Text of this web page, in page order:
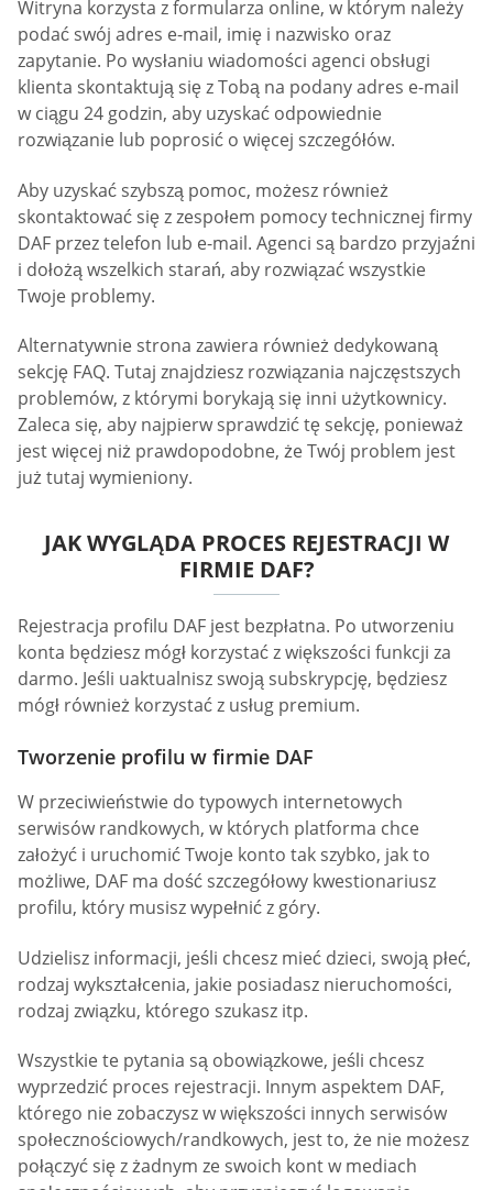
Witryna korzysta z formularza online, w którym należy
podać swój adres e-mail, imię i nazwisko oraz
zapytanie. Po wysłaniu wiadomości agenci obsługi
klienta skontaktują się z Tobą na podany adres e-mail
w ciągu 24 godzin, aby uzyskać odpowiednie
rozwiązanie lub poprosić o więcej szczegółów.
Aby uzyskać szybszą pomoc, możesz również
skontaktować się z zespołem pomocy technicznej firmy
DAF przez telefon lub e-mail. Agenci są bardzo przyjaźni
i dołożą wszelkich starań, aby rozwiązać wszystkie
Twoje problemy.
Alternatywnie strona zawiera również dedykowaną
sekcję FAQ. Tutaj znajdziesz rozwiązania najczęstszych
problemów, z którymi borykają się inni użytkownicy.
Zaleca się, aby najpierw sprawdzić tę sekcję, ponieważ
jest więcej niż prawdopodobne, że Twój problem jest
już tutaj wymieniony.
JAK WYGLĄDA PROCES REJESTRACJI W
FIRMIE DAF?
Rejestracja profilu DAF jest bezpłatna. Po utworzeniu
konta będziesz mógł korzystać z większości funkcji za
darmo. Jeśli uaktualnisz swoją subskrypcję, będziesz
mógł również korzystać z usług premium.
Tworzenie profilu w firmie DAF
W przeciwieństwie do typowych internetowych
serwisów randkowych, w których platforma chce
założyć i uruchomić Twoje konto tak szybko, jak to
możliwe, DAF ma dość szczegółowy kwestionariusz
profilu, który musisz wypełnić z góry.
Udzielisz informacji, jeśli chcesz mieć dzieci, swoją płeć,
rodzaj wykształcenia, jakie posiadasz nieruchomości,
rodzaj związku, którego szukasz itp.
Wszystkie te pytania są obowiązkowe, jeśli chcesz
wyprzedzić proces rejestracji. Innym aspektem DAF,
którego nie zobaczysz w większości innych serwisów
społecznościowych/randkowych, jest to, że nie możesz
połączyć się z żadnym ze swoich kont w mediach